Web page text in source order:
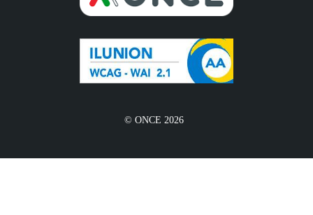
© ONCE 2026